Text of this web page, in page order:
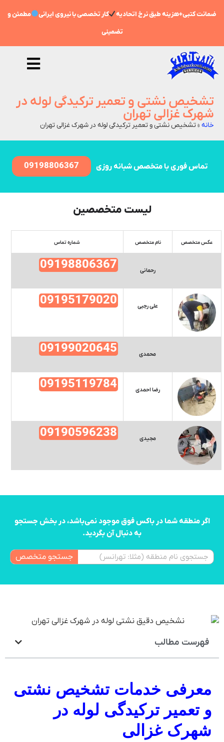
ضمانت کتبی+هزینه طبق نرخ اتحادیه کار تخصصی با نیروی ایرانی مطمئن و
تضمینی
تشخیص نشتی و تعمیر ترکیدگی لوله در
شهرک غزالی تهران
خانه »تشخیص نشتی و تعمیر ترکیدگی لوله در شهرک غزالی تهران
تماس فوری با متخصص شبانه روزی 09198806367
لیست متخصصین
عکس متخصص نام متخصص شماره تماس
رحمانی 09198806367
علی رجبی 09195179020
محمدی 09199020645
رضا احمدی 09195119784
مجیدی 09190596238
اگر منطقه شما در باکس فوق موجود نمی‌باشد، در بخش جستجو
به دنبال آن بگردید.
جستجو متخصص
فهرست مطالب
معرفی خدمات تشخیص نشتی
و تعمیر ترکیدگی لوله در
شهرک غزالی